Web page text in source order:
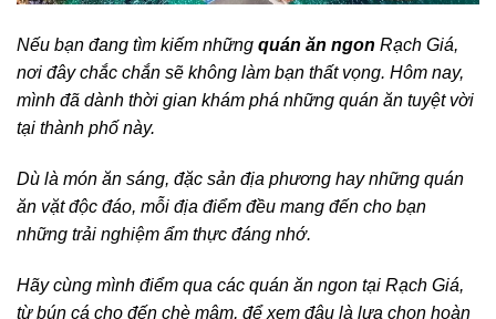
Nếu bạn đang tìm kiếm những quán ăn ngon Rạch Giá,
nơi đây chắc chắn sẽ không làm bạn thất vọng. Hôm nay,
mình đã dành thời gian khám phá những quán ăn tuyệt vời
tại thành phố này.
Dù là món ăn sáng, đặc sản địa phương hay những quán
ăn vặt độc đáo, mỗi địa điểm đều mang đến cho bạn
những trải nghiệm ẩm thực đáng nhớ.
Hãy cùng mình điểm qua các quán ăn ngon tại Rạch Giá,
từ bún cá cho đến chè mâm, để xem đâu là lựa chọn hoàn